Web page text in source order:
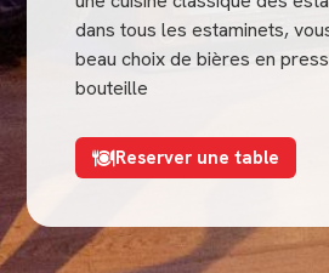
dans tous les estaminets,
beau choix de bières en
bouteille
Reserver une table